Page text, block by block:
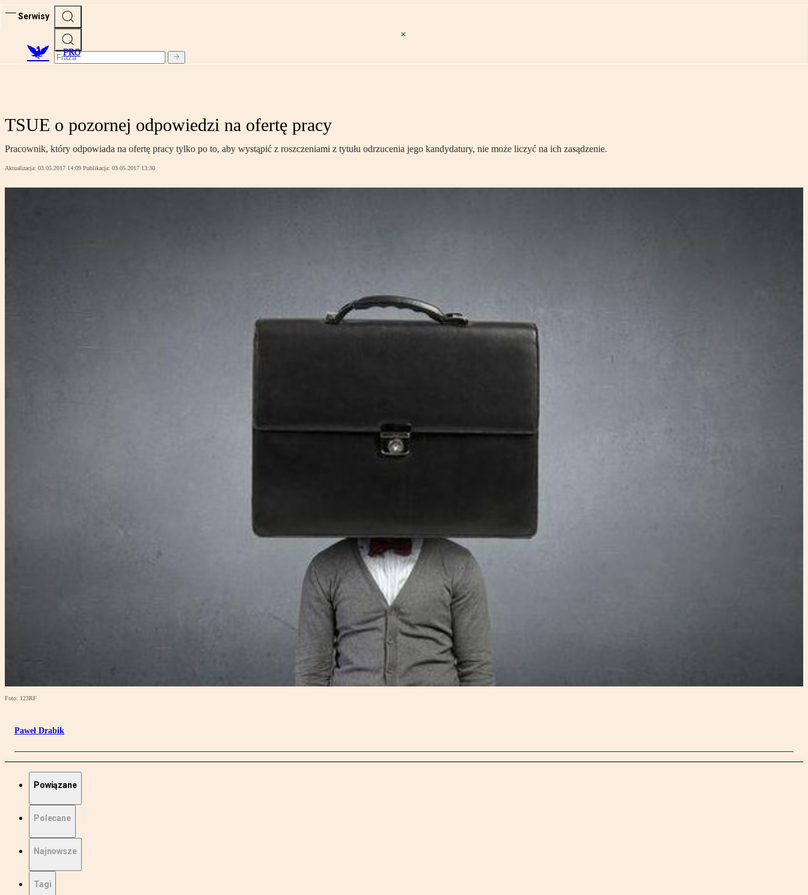
Serwisy
PRO
TSUE o pozornej odpowiedzi na ofertę pracy
Pracownik, który odpowiada na ofertę pracy tylko po to, aby wystąpić z roszczeniami z tytułu odrzucenia jego kandydatury, nie może liczyć na ich zasądzenie.
Aktualizacja: 03.05.2017 14:09 Publikacja: 03.05.2017 13:30
Foto: 123RF
Paweł Drabik
Powiązane
Polecane
Najnowsze
Tagi